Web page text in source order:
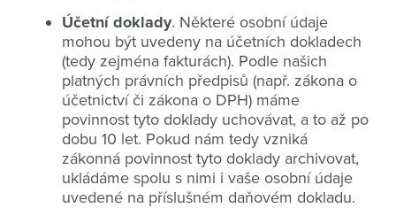
Účetní doklady. Některé osobní údaje
mohou být uvedeny na účetních dokladech
(tedy zejména fakturách). Podle našich
platných právních předpisů (např. zákona o
účetnictví či zákona o DPH) máme
povinnost tyto doklady uchovávat, a to až po
dobu 10 let. Pokud nám tedy vzniká
zákonná povinnost tyto doklady archivovat,
ukládáme spolu s nimi i vaše osobní údaje
uvedené na příslušném daňovém dokladu.